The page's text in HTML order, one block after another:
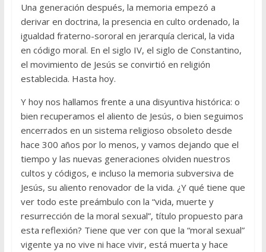
Una generación después, la memoria empezó a
derivar en doctrina, la presencia en culto ordenado, la
igualdad fraterno-sororal en jerarquía clerical, la vida
en código moral. En el siglo IV, el siglo de Constantino,
el movimiento de Jesús se convirtió en religión
establecida. Hasta hoy.
Y hoy nos hallamos frente a una disyuntiva histórica: o
bien recuperamos el aliento de Jesús, o bien seguimos
encerrados en un sistema religioso obsoleto desde
hace 300 años por lo menos, y vamos dejando que el
tiempo y las nuevas generaciones olviden nuestros
cultos y códigos, e incluso la memoria subversiva de
Jesús, su aliento renovador de la vida. ¿Y qué tiene que
ver todo este preámbulo con la “vida, muerte y
resurrección de la moral sexual”, título propuesto para
esta reflexión? Tiene que ver con que la “moral sexual”
vigente ya no vive ni hace vivir, está muerta y hace